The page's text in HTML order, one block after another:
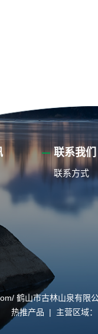
联系我们
联系方式
鹤山市古林山泉有限
热推产品 | 主营区域：